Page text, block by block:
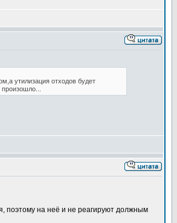
утилизация отходов будет
поэтому на неё и не реагируют должным